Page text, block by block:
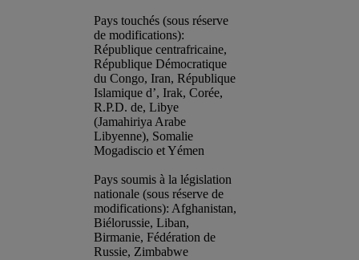
Pays touchés (sous réserve
de modifications):
République centrafricaine,
République Démocratique
du Congo, Iran, République
Islamique d’, Irak, Corée,
R.P.D. de, Libye
(Jamahiriya Arabe
Libyenne), Somalie
Mogadiscio et Yémen
Pays soumis à la législation
nationale (sous réserve de
modifications): Afghanistan,
Biélorussie, Liban,
Birmanie, Fédération de
Russie, Zimbabwe